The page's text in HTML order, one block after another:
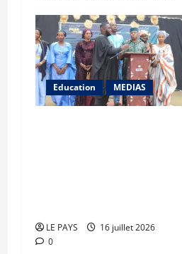
Education MEDIAS
LE PAYS
16 juillet 2026
0